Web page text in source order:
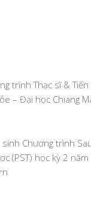
trình Thạc sĩ &
– Đại học Chiang
Chương trình
(PST) học kỳ 2